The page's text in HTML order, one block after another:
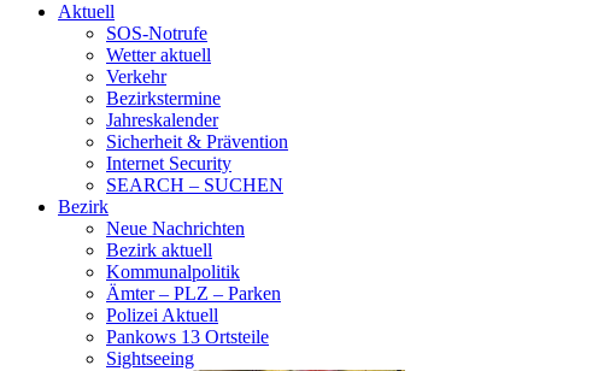
Aktuell
SOS-Notrufe
Wetter aktuell
Verkehr
Bezirkstermine
Jahreskalender
Sicherheit & Prävention
Internet Security
SEARCH – SUCHEN
Bezirk
Neue Nachrichten
Bezirk aktuell
Kommunalpolitik
Ämter – PLZ – Parken
Polizei Aktuell
Pankows 13 Ortsteile
Sightseeing